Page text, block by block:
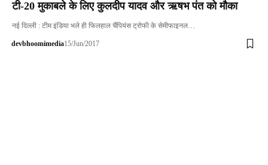
टी-20 मुकाबले के लिए कुलदीप यादव और ऋषभ पंत को मौका
नई दिल्ली : टीम इंडिया भले ही फिलहाल चैंपियंस ट्रोफी के सेमीफाइनल…
devbhoomimedia15/Jun/2017